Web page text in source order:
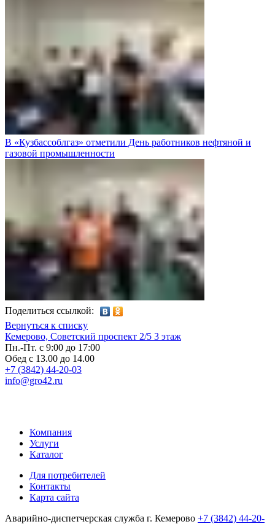
В «Кузбассоблгаз» отметили День работников нефтяной и
газовой промышленности
Поделиться ссылкой:
Вернуться к списку
Кемерово, Советский проспект 2/5 3 этаж
Пн.-Пт. с 9:00 до 17:00
Обед с 13.00 до 14.00
+7 (3842) 44-20-03
info@gro42.ru
Компания
Услуги
Каталог
Для потребителей
Контакты
Карта сайта
Аварийно-диспетчерская служба г. Кемерово +7 (3842) 44-20-